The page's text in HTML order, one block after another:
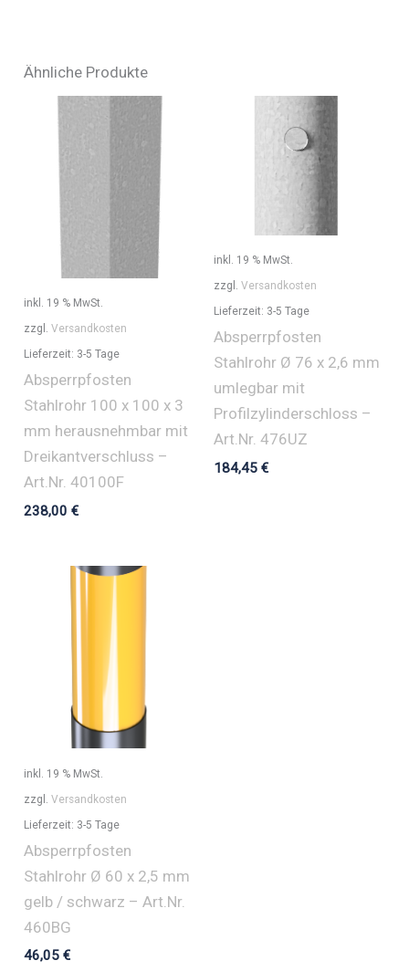
Ähnliche Produkte
inkl. 19 % MwSt.
zzgl.Versandkosten
Lieferzeit: 3-5 Tage
Absperrpfosten
Stahlrohr 100 x 100 x 3
mm herausnehmbar mit
Dreikantverschluss –
Art.Nr. 40100F
238,00€
inkl. 19 % MwSt.
zzgl. Versandkosten
Lieferzeit: 3-5 Tage
Absperrpfosten
Stahlrohr Ø 76 x 2,6 mm
umlegbar mit
Profilzylinderschloss –
Art.Nr. 476UZ
184,45 €
inkl. 19 % MwSt.
zzgl.Versandkosten
Lieferzeit: 3-5 Tage
Absperrpfosten
Stahlrohr Ø 60 x 2,5 mm
gelb / schwarz – Art.Nr.
460BG
46,05€